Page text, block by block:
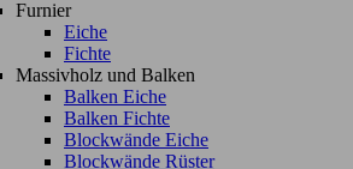
Furnier
Eiche
Fichte
Massivholz und Balken
Balken Eiche
Balken Fichte
Blockwände Eiche
Blockwände Rüster